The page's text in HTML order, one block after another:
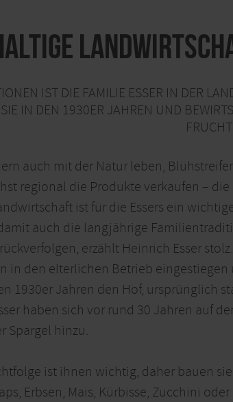
IST DIE FAMILIE ESSER IN DER
IN DEN 1930ER JAHREN UND
auch mit der Natur leben,
regional die Produkte verkaufen –
ist für die Essers ein
auch die langjährige
erzählt Heinrich Esser
in den elterlichen Betrieb
1930er Jahren den Hof, ursprünglich
haben sich vor rund 30 Jahren auf
Spargel hinzu.
ist ihnen wichtig, daher bauen
Erbsen, Mais, Kürbisse, Zucchini